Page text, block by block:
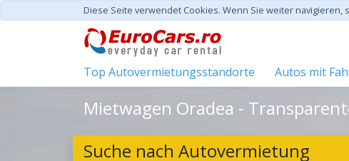
Diese Seite verwendet Cookies. Wenn Sie weiter
Top Autovermietungsstandorte Autos mit
Mietwagen Oradea -
Suche nach Autovermietung